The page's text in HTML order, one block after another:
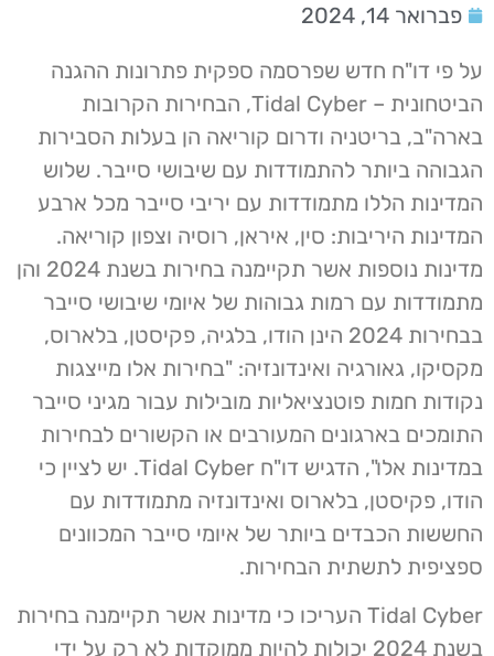
פברואר 14, 2024
על פי דו"ח חדש שפרסמה ספקית פתרונות ההגנה
הביטחונית – Tidal Cyber, הבחירות הקרובות
בארה"ב, בריטניה ודרום קוריאה הן בעלות הסבירות
הגבוהה ביותר להתמודדות עם שיבושי סייבר. שלוש
המדינות הללו מתמודדות עם יריבי סייבר מכל ארבע
המדינות היריבות: סין, איראן, רוסיה וצפון קוריאה.
מדינות נוספות אשר תקיימנה בחירות בשנת 2024 והן
מתמודדות עם רמות גבוהות של איומי שיבושי סייבר
בבחירות 2024 הינן הודו, בלגיה, פקיסטן, בלארוס,
מקסיקו, גאורגיה ואינדונזיה: "בחירות אלו מייצגות
נקודות חמות פוטנציאליות מובילות עבור מגיני סייבר
התומכים בארגונים המעורבים או הקשורים לבחירות
במדינות אלו", הדגיש דו"ח Tidal Cyber. יש לציין כי
הודו, פקיסטן, בלארוס ואינדונזיה מתמודדות עם
החששות הכבדים ביותר של איומי סייבר המכוונים
ספציפית לתשתית הבחירות.
Tidal Cyber העריכו כי מדינות אשר תקיימנה בחירות
בשנת 2024 יכולות להיות ממוקדות לא רק על ידי